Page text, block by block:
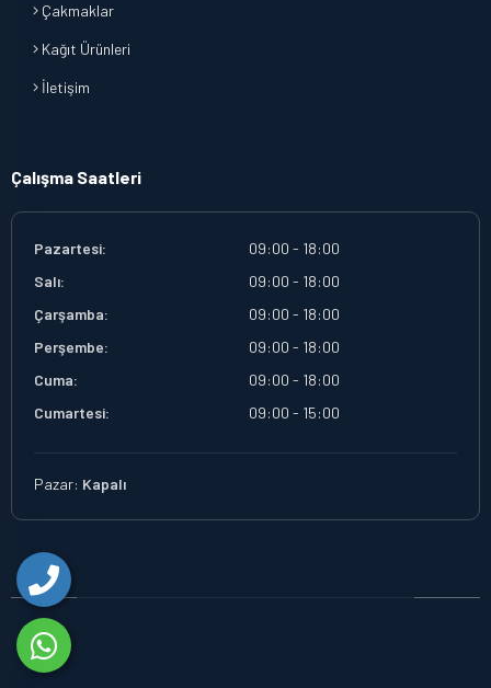
Çakmaklar
Kağıt Ürünleri
İletişim
Çalışma Saatleri
Pazartesi:
09:00 - 18:00
Salı:
09:00 - 18:00
Çarşamba:
09:00 - 18:00
Perşembe:
09:00 - 18:00
Cuma:
09:00 - 18:00
Cumartesi:
09:00 - 15:00
Pazar: Kapalı